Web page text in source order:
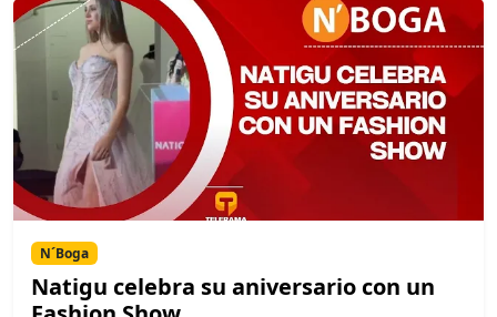
N´Boga
Natigu celebra su aniversario con un